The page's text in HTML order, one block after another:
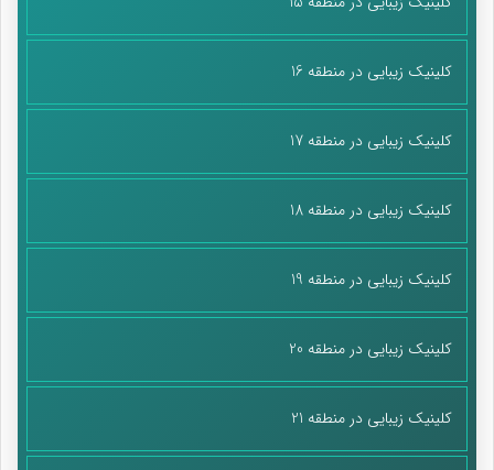
کلینیک زیبایی در منطقه 16
کلینیک زیبایی در منطقه 17
کلینیک زیبایی در منطقه 18
کلینیک زیبایی در منطقه 19
کلینیک زیبایی در منطقه 20
کلینیک زیبایی در منطقه 21